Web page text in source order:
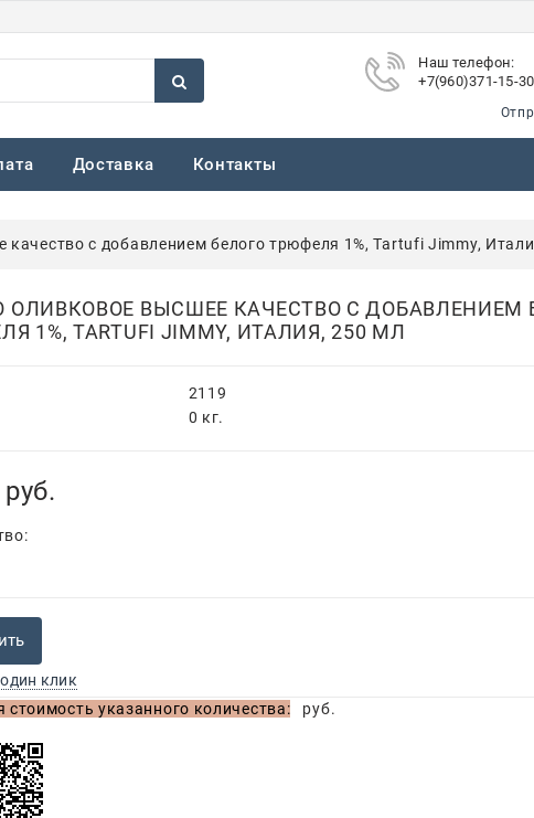
Наш телефон:
+7(960)371-15-30
Доставка Контакты
с добавлением белого трюфеля 1%, Tartufi Jimmy,
ОЛИВКОВОЕ ВЫСШЕЕ КАЧЕСТВО С ДОБАВЛЕНИЕМ
1%, TARTUFI JIMMY, ИТАЛИЯ, 250 МЛ
2119
0 кг.
руб.
клик
стоимость указанного количества:
руб.